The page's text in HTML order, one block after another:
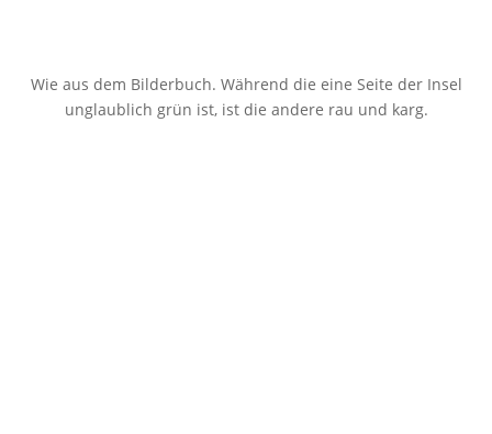
Wie aus dem Bilderbuch. Während die eine Seite der Insel
unglaublich grün ist, ist die andere rau und karg.